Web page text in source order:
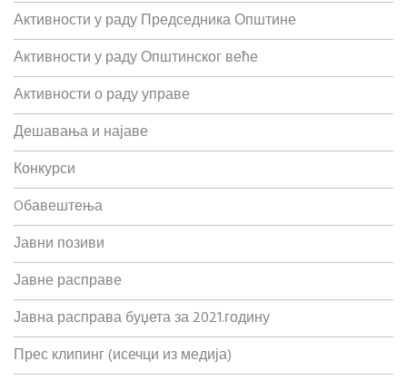
Активности у раду Председника Општине
Активности у раду Општинског веће
Активности о раду управе
Дешавања и најаве
Конкурси
Oбавештења
Јавни позиви
Јавне расправе
Јавна расправа буџета за 2021.годину
Прес клипинг (исечци из медија)